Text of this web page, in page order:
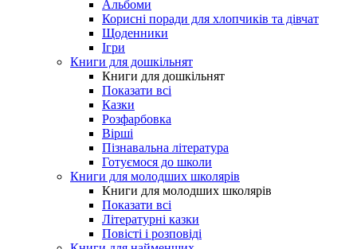
Альбоми
Корисні поради для хлопчиків та дівчат
Щоденники
Ігри
Книги для дошкільнят
Книги для дошкільнят
Показати всі
Казки
Розфарбовка
Вірші
Пізнавальна література
Готуємося до школи
Книги для молодших школярів
Книги для молодших школярів
Показати всі
Літературні казки
Повісті і розповіді